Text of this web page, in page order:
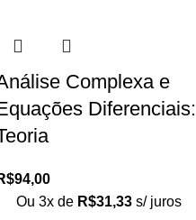
Complexa e
Diferenciais:
94,00
Ou 3x de R$31,33 s/ juros